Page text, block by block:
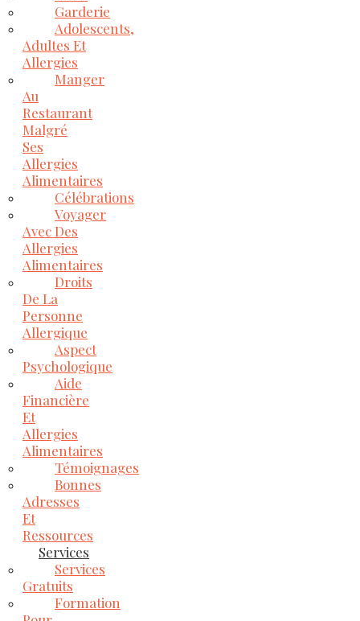
Garderie
Adolescents,
Adultes Et
Allergies
Manger
Au
Restaurant
Malgré
Ses
Allergies
Alimentaires
Célébrations
Voyager
Avec Des
Allergies
Alimentaires
Droits
De La
Personne
Allergique
Aspect
Psychologique
Aide
Financière
Et
Allergies
Alimentaires
Témoignages
Bonnes
Adresses
Et
Ressources
Services
Services
Gratuits
Formation